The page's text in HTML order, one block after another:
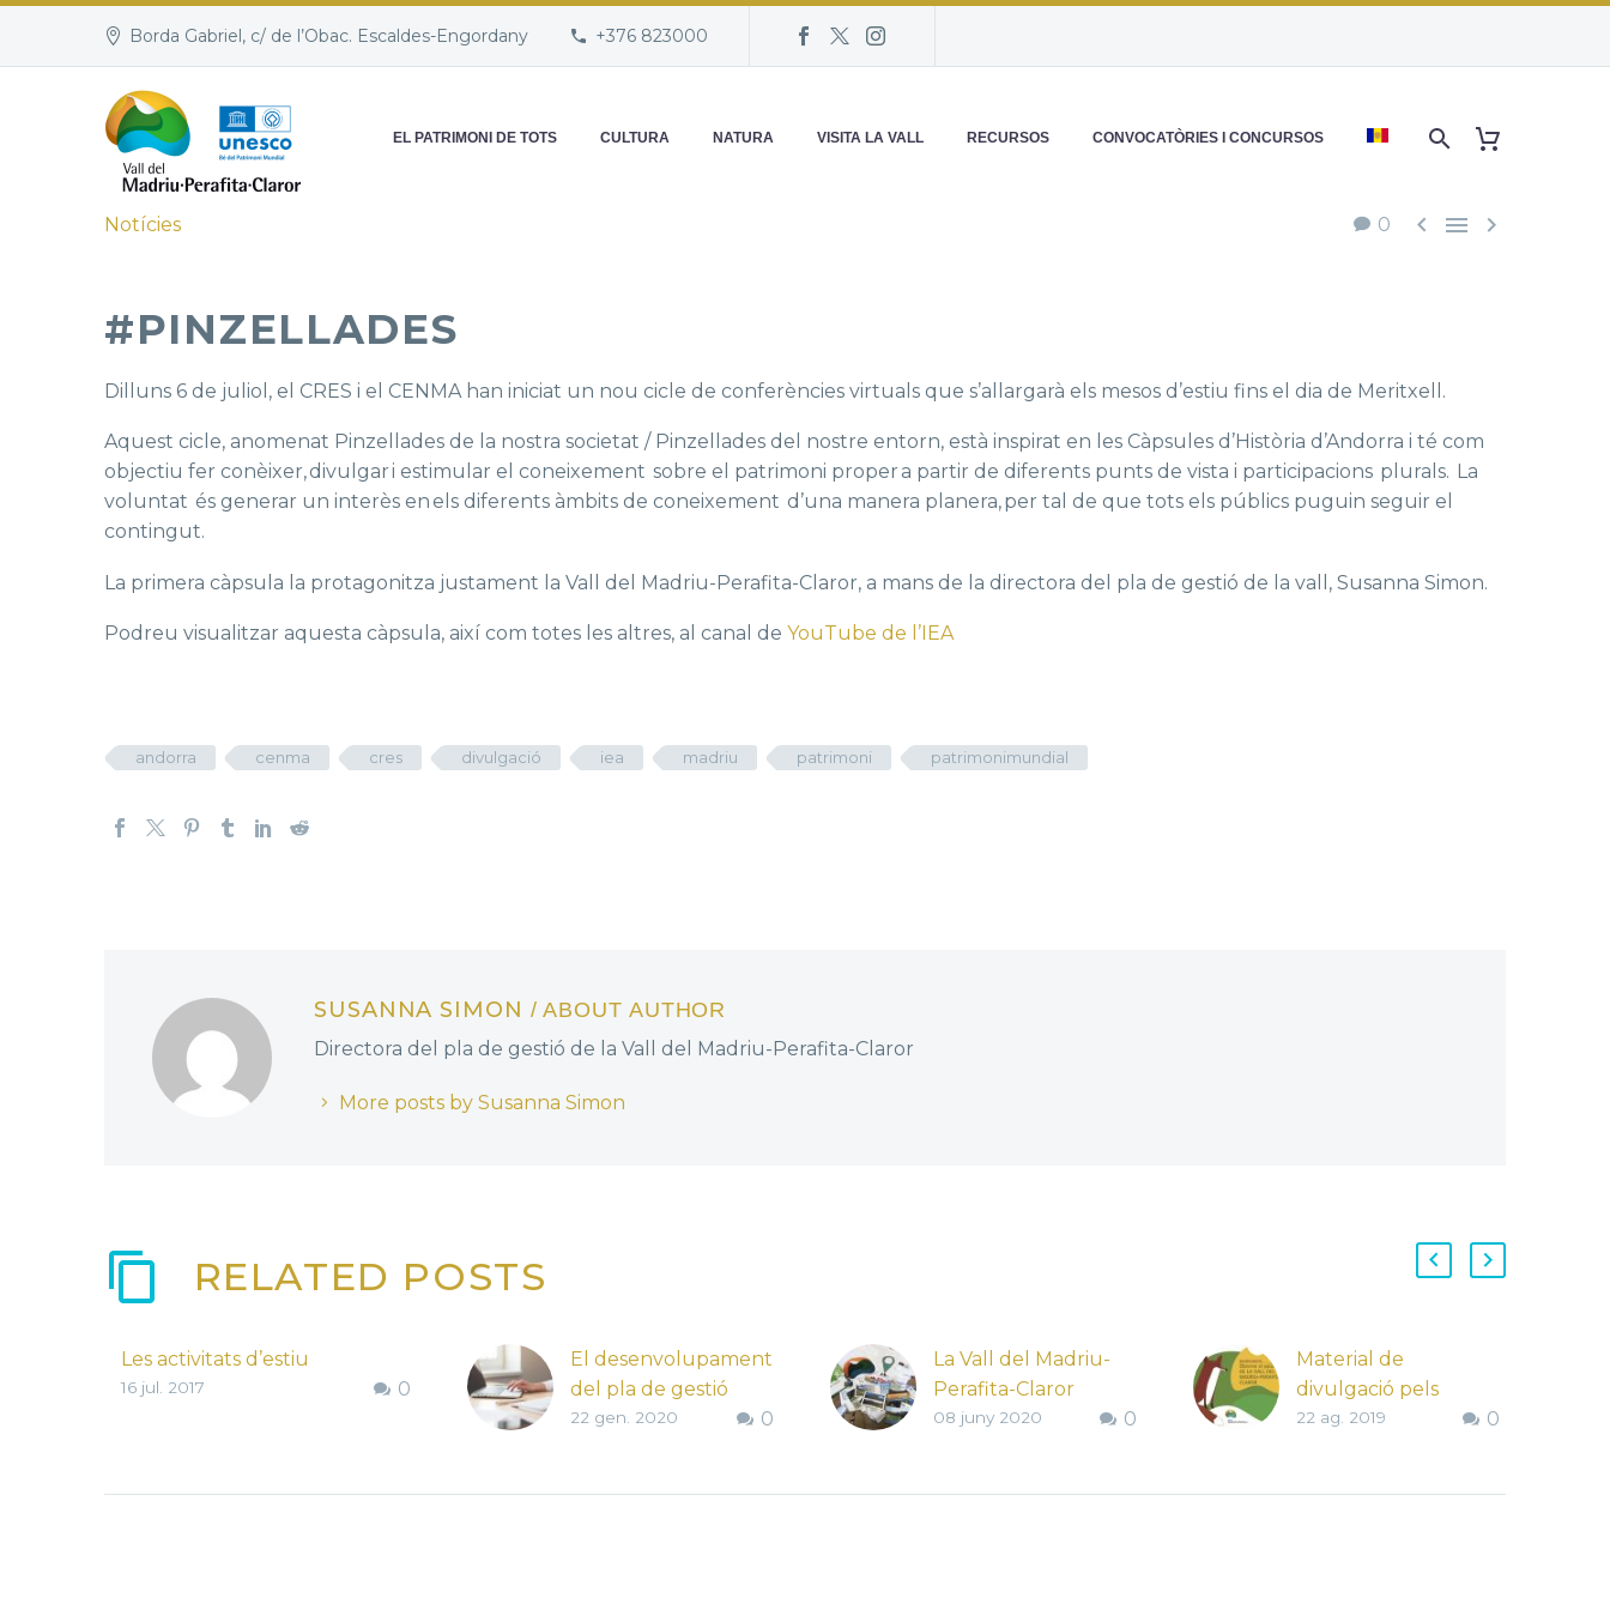
Borda Gabriel, c/ de l’Obac. Escaldes-Engordany +376 823000
EL PATRIMONI DE TOTS CULTURA NATURA VISITA LA VALL RECURSOS CONVOCATÒRIES I CONCURSOS
0   
Notícies
#PINZELLADES
Dilluns 6 de juliol, el CRES i el CENMA han iniciat un nou cicle de conferències virtuals que s’allargarà els mesos d’estiu fins el dia de Meritxell.
Aquest cicle, anomenat Pinzellades de la nostra societat / Pinzellades del nostre entorn, està inspirat en les Càpsules d’Història d’Andorra i té com
objectiu fer conèixer, divulgar i estimular el coneixement sobre el patrimoni proper a partir de diferents punts de vista i participacions plurals. La
voluntat és generar un interès en els diferents àmbits de coneixement d’una manera planera, per tal de que tots els públics puguin seguir el
contingut.
La primera càpsula la protagonitza justament la Vall del Madriu-Perafita-Claror, a mans de la directora del pla de gestió de la vall, Susanna Simon.
Podreu visualitzar aquesta càpsula, així com totes les altres, al canal de YouTube de l’IEA
andorra cenma cres divulgació iea madriu patrimoni patrimonimundial
SUSANNA SIMON / ABOUT AUTHOR
Directora del pla de gestió de la Vall del Madriu-Perafita-Claror
More posts by Susanna Simon
RELATED POSTS
Les activitats d’estiu
0
16 jul. 2017
El desenvolupament
del pla de gestió
0
22 gen. 2020
La Vall del Madriu-
Perafita-Claror
durant el
0
08 juny 2020
Material de
divulgació pels
infants
0
22 ag. 2019